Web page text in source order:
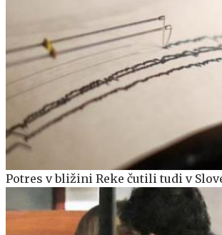
Potres v bližini Reke čutili tudi v